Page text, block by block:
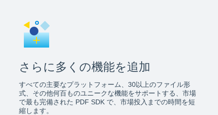
さらに多くの機能を追加
すべての主要なプラットフォーム、30以上のファイル形
式、その他何百ものユニークな機能をサポートする、市場
で最も完備された PDF SDK で、市場投入までの時間を短
縮します。